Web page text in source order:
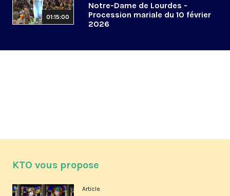
01:15:00
Notre-Dame de Lourdes -
Procession mariale du 10 février
2026
KTO vous propose
Article